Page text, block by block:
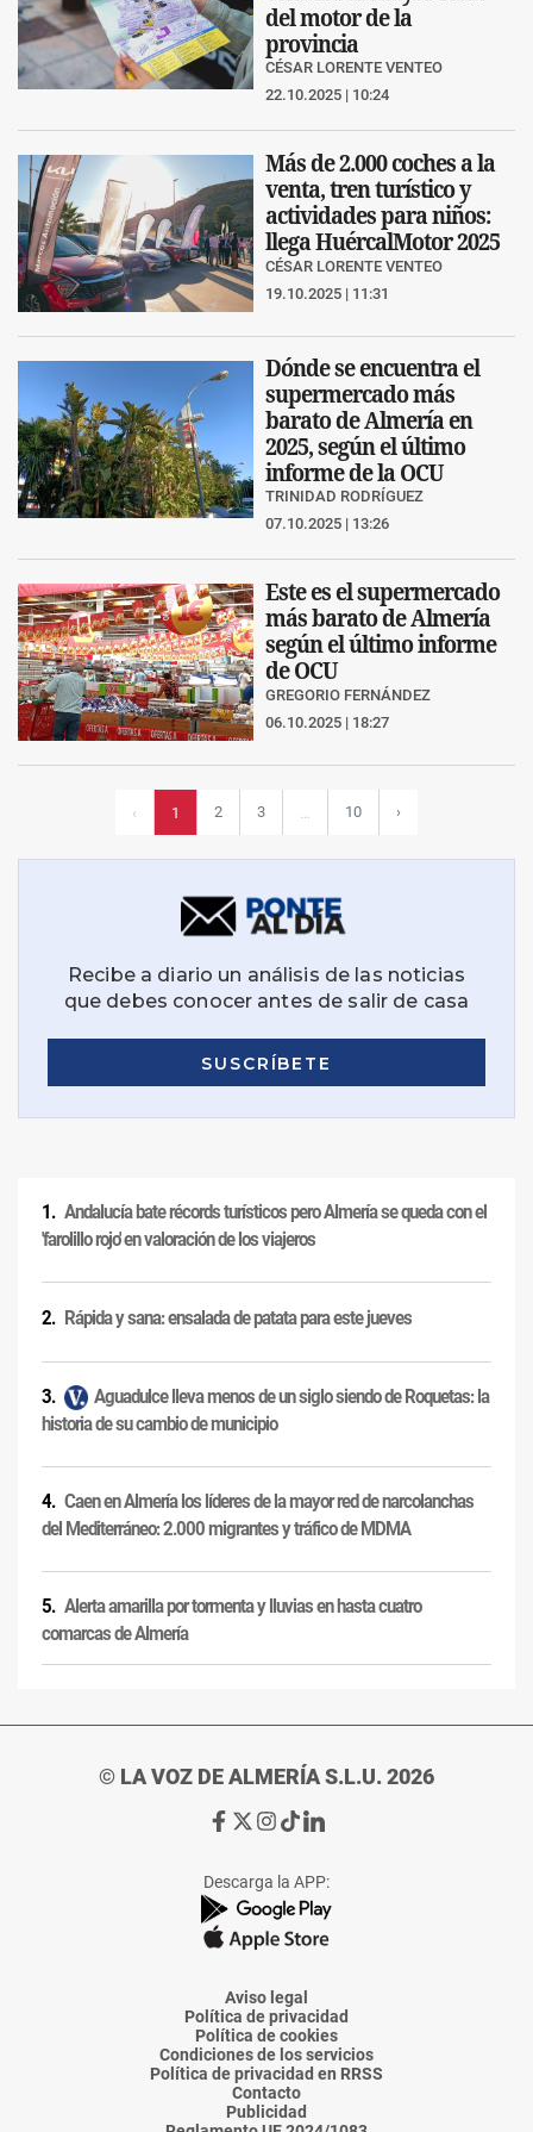
del motor de la
provincia
CÉSAR LORENTE VENTEO
22.10.2025 | 10:24
Más de 2.000 coches a la
venta, tren turístico y
actividades para niños:
llega HuércalMotor 2025
CÉSAR LORENTE VENTEO
19.10.2025 | 11:31
Dónde se encuentra el
supermercado más
barato de Almería en
2025, según el último
informe de la OCU
TRINIDAD RODRÍGUEZ
07.10.2025 | 13:26
Este es el supermercado
más barato de Almería
según el último informe
de OCU
GREGORIO FERNÁNDEZ
06.10.2025 | 18:27
‹ 1 2 3 10 ›
Andalucía bate récords turísticos pero Almería se queda con el
'farolillo rojo' en valoración de los viajeros
Rápida y sana: ensalada de patata para este jueves
Aguadulce lleva menos de un siglo siendo de Roquetas: la
historia de su cambio de municipio
Caen en Almería los líderes de la mayor red de narcolanchas
del Mediterráneo: 2.000 migrantes y tráfico de MDMA
Alerta amarilla por tormenta y lluvias en hasta cuatro
comarcas de Almería
© LA VOZ DE ALMERÍA S.L.U. 2026
Ir
de
La
Voz
Almería
Ir
de
La
Voz
Almería
Ir
de
La
Voz
Almería
Ir
de
La
Voz
Almería
Ir
de
La
Voz
Descarga la APP:
Aviso legal
Política de privacidad
Política de cookies
Condiciones de los servicios
Política de privacidad en RRSS
Contacto
Publicidad